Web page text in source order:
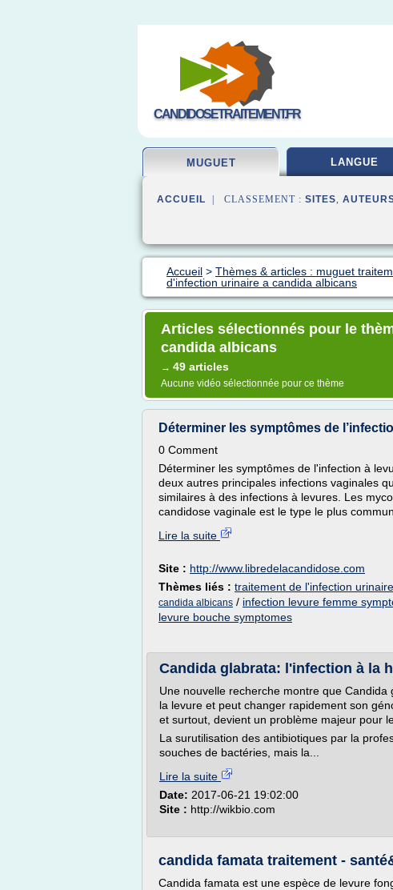
CANDIDOSETRAITEMENT.FR
MUGUET LANGUE
ACCUEIL | CLASSEMENT : SITES,
Accueil > Thèmes & articles : muguet
d'infection urinaire a candida albicans
Articles sélectionnés pour le
candida albicans
→ 49 articles
Aucune vidéo sélectionnée pour ce thème
Déterminer les symptômes de
0 Comment
Déterminer les symptômes de l'infection à
deux autres principales infections vaginales
similaires à des infections à levures. Les
candidose vaginale est le type le plus
Lire la suite
Site : http://www.libredelacandidose.com
Thèmes liés : traitement de l'infection
candida albicans / infection levure femme
levure bouche symptomes
Candida glabrata: l'infection à la
Une nouvelle recherche montre que
la levure et peut changer rapidement son
et surtout, devient un problème majeur pour
La surutilisation des antibiotiques par la
souches de bactéries, mais la...
Lire la suite
Date: 2017-06-21 19:02:00
Site : http://wikbio.com
candida famata traitement -
Candida famata est une espèce de levure